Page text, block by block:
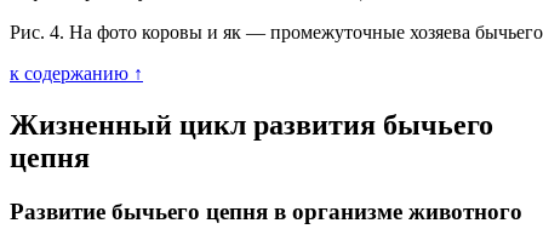
Рис. 4. На фото коровы и як — промежуточные хозяева
к содержанию ↑
Жизненный цикл развития бычьего
цепня
Развитие бычьего цепня в организме животного